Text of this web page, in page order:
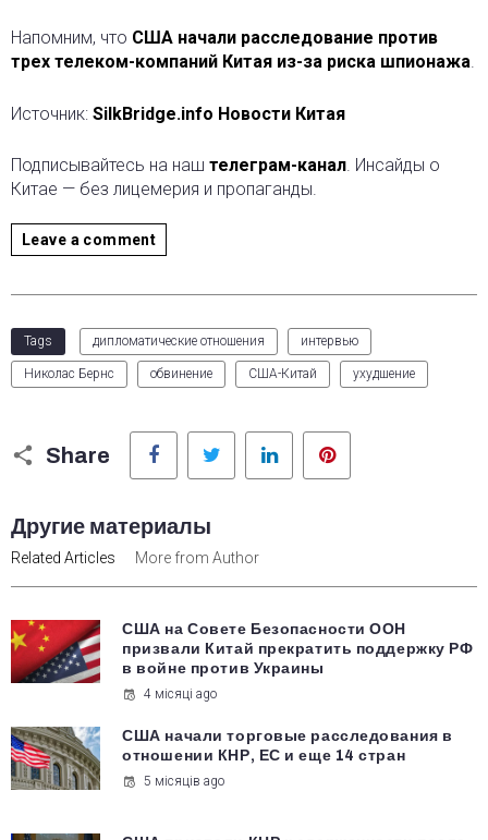
Напомним, что США начали расследование против
трех телеком-компаний Китая из-за риска шпионажа.
Источник: SilkBridge.info Новости Китая
Подписывайтесь на наш телеграм-канал. Инсайды о
Китае — без лицемерия и пропаганды.
Leave a comment
Tags дипломатические отношения интервью
Николас Бернс обвинение США-Китай ухудшение
Share
Facebook Twitter LinkedIn
Другие материалы
Related Articles More from Author
США на Совете Безопасности ООН
призвали Китай прекратить поддержку РФ
в войне против Украины
4 місяці ago
США начали торговые расследования в
отношении КНР, ЕС и еще 14 стран
5 місяців ago